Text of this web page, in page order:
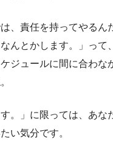
、責任を持ってやるん
んとかします。」って
ジュールに間に合わな
す。」に限っては、あな
い気分です。